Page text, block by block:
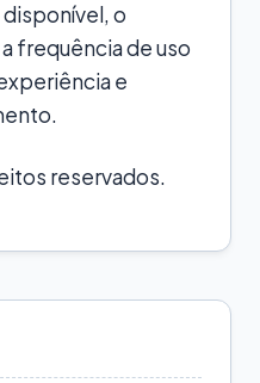
o
frequência de uso
e
reservados.